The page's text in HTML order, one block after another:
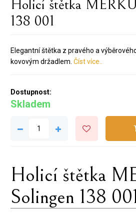
Holicí štětka
138 001
Elegantní štětka z pravého a
kovovým držadlem. Číst více..
Dostupnost:
Skladem
Holicí štětka
Solingen 138